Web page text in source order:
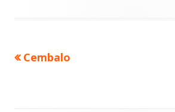
投前
Cembalo